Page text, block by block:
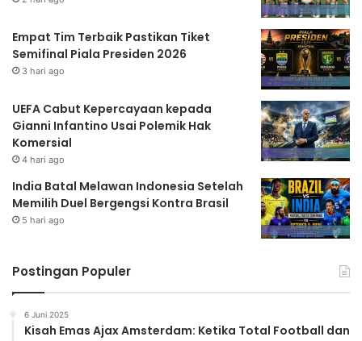
Empat Tim Terbaik Pastikan Tiket
Semifinal Piala Presiden 2026
3 hari ago
UEFA Cabut Kepercayaan kepada
Gianni Infantino Usai Polemik Hak
Komersial
4 hari ago
India Batal Melawan Indonesia Setelah
Memilih Duel Bergengsi Kontra Brasil
5 hari ago
Postingan Populer
6 Juni 2025
Kisah Emas Ajax Amsterdam: Ketika Total Football dan